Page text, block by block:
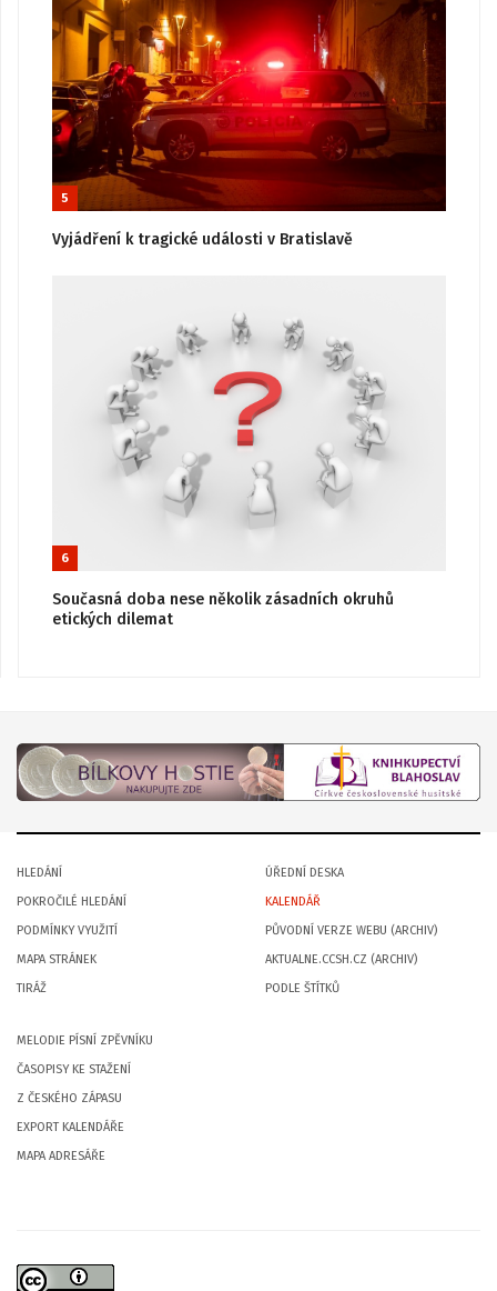
5
Vyjádření k tragické události v Bratislavě
6
Současná doba nese několik zásadních okruhů
etických dilemat
HLEDÁNÍ
POKROČILÉ HLEDÁNÍ
PODMÍNKY VYUŽITÍ
MAPA STRÁNEK
TIRÁŽ
ÚŘEDNÍ DESKA
KALENDÁŘ
PŮVODNÍ VERZE WEBU (ARCHIV)
AKTUALNE.CCSH.CZ (ARCHIV)
PODLE ŠTÍTKŮ
MELODIE PÍSNÍ ZPĚVNÍKU
ČASOPISY KE STAŽENÍ
Z ČESKÉHO ZÁPASU
EXPORT KALENDÁŘE
MAPA ADRESÁŘE